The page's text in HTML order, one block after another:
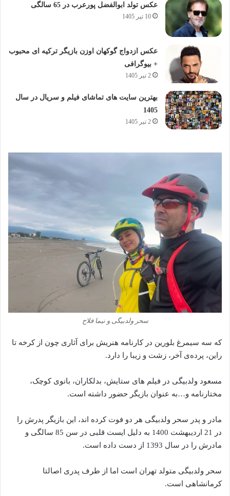
عکس تولد ابوالفضل پورعرب در 65 سالگی
10 تیر 1405
عکس ازدواج گوکهان اوزن بازیگر ترکیه ای محبوب
+ بیوگرافی
2 تیر 1405
بهترین سایت های تماشای فیلم و سریال در سال
1405
2 تیر 1405
سحر ولدبیگی و نیما فلاح
که سه سیمرغ بلورین در کارنامه هنریش برای آثاری چون از کرخه تا
راین، پرده‌ی آخر، زشت و زیبا را دارد.
مسعود ولدبیگی در فیلم های ستایش، بدلکاران، بانوی کوچک،
مختارنامه و…به عنوان بازیگر حضور داشته است.
مادر و پدر سحر ولدبیگی هر دو فوت کرده اند، این بازیگر پدرش را
در 21 اردیبهشت 1400 به دلیل ایست قلبی در سن 85 سالگی و
مادرش را در سال 1393 از دست داده است.
سحر ولدبیگی متولد تهران است اما از طرف پدری اصالتا
کرمانشاهی است.